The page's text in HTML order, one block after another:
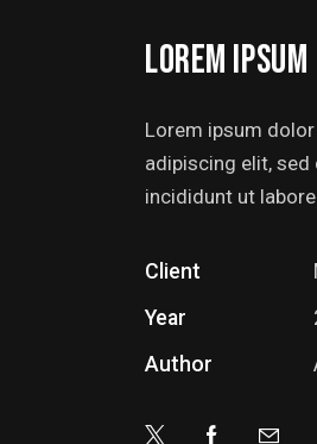
LOREM IPSUM
Lorem ipsum
adipiscing elit,
incididunt ut
Client
Year
Author